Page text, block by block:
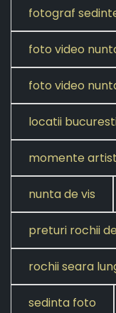
fotograf
foto video
foto video
locatii
momente
nunta de vis
preturi rochii
rochii seara
sedinta foto